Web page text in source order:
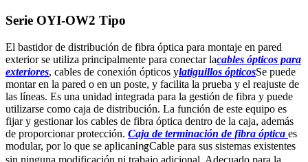
Serie OYI-OW2 Tipo
El bastidor de distribución de fibra óptica para montaje en pared
exterior se utiliza principalmente para conectar lacables ópticos para
exteriores, cables de conexión ópticos ylatiguillos ópticosSe puede
montar en la pared o en un poste, y facilita la prueba y el reajuste de
las líneas. Es una unidad integrada para la gestión de fibra y puede
utilizarse como caja de distribución. La función de este equipo es
fijar y gestionar los cables de fibra óptica dentro de la caja, además
de proporcionar protección. Caja de terminación de fibra óptica es
modular, por lo que se aplicaningCable para sus sistemas existentes